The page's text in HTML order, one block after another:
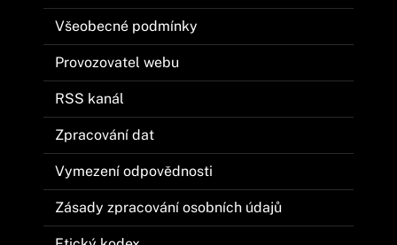
Všeobecné podmínky
Provozovatel webu
RSS kanál
Zpracování dat
Vymezení odpovědnosti
Zásady zpracování osobních údajů